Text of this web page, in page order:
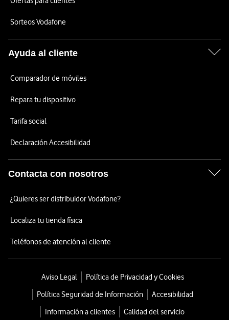
Sorteos Vodafone
Ayuda al cliente
Comparador de móviles
Repara tu dispositivo
Tarifa social
Declaración Accesibilidad
Contacta con nosotros
¿Quieres ser distribuidor Vodafone?
Localiza tu tienda física
Teléfonos de atención al cliente
Aviso Legal
Política de Privacidad y Cookies
Política Seguridad de Información
Accesibilidad
Información a clientes
Calidad del servicio